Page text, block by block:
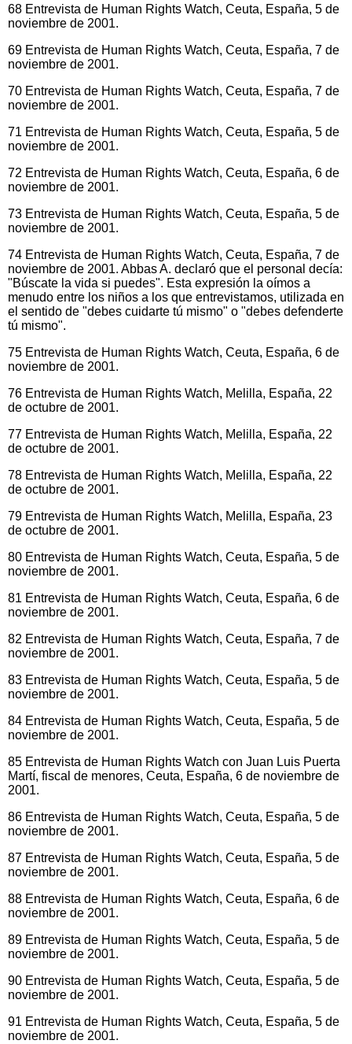
68 Entrevista de Human Rights Watch, Ceuta, España, 5 de
noviembre de 2001.
69 Entrevista de Human Rights Watch, Ceuta, España, 7 de
noviembre de 2001.
70 Entrevista de Human Rights Watch, Ceuta, España, 7 de
noviembre de 2001.
71 Entrevista de Human Rights Watch, Ceuta, España, 5 de
noviembre de 2001.
72 Entrevista de Human Rights Watch, Ceuta, España, 6 de
noviembre de 2001.
73 Entrevista de Human Rights Watch, Ceuta, España, 5 de
noviembre de 2001.
74 Entrevista de Human Rights Watch, Ceuta, España, 7 de
noviembre de 2001. Abbas A. declaró que el personal decía:
"Búscate la vida si puedes". Esta expresión la oímos a
menudo entre los niños a los que entrevistamos, utilizada en
el sentido de "debes cuidarte tú mismo" o "debes defenderte
tú mismo".
75 Entrevista de Human Rights Watch, Ceuta, España, 6 de
noviembre de 2001.
76 Entrevista de Human Rights Watch, Melilla, España, 22
de octubre de 2001.
77 Entrevista de Human Rights Watch, Melilla, España, 22
de octubre de 2001.
78 Entrevista de Human Rights Watch, Melilla, España, 22
de octubre de 2001.
79 Entrevista de Human Rights Watch, Melilla, España, 23
de octubre de 2001.
80 Entrevista de Human Rights Watch, Ceuta, España, 5 de
noviembre de 2001.
81 Entrevista de Human Rights Watch, Ceuta, España, 6 de
noviembre de 2001.
82 Entrevista de Human Rights Watch, Ceuta, España, 7 de
noviembre de 2001.
83 Entrevista de Human Rights Watch, Ceuta, España, 5 de
noviembre de 2001.
84 Entrevista de Human Rights Watch, Ceuta, España, 5 de
noviembre de 2001.
85 Entrevista de Human Rights Watch con Juan Luis Puerta
Martí, fiscal de menores, Ceuta, España, 6 de noviembre de
2001.
86 Entrevista de Human Rights Watch, Ceuta, España, 5 de
noviembre de 2001.
87 Entrevista de Human Rights Watch, Ceuta, España, 5 de
noviembre de 2001.
88 Entrevista de Human Rights Watch, Ceuta, España, 6 de
noviembre de 2001.
89 Entrevista de Human Rights Watch, Ceuta, España, 5 de
noviembre de 2001.
90 Entrevista de Human Rights Watch, Ceuta, España, 5 de
noviembre de 2001.
91 Entrevista de Human Rights Watch, Ceuta, España, 5 de
noviembre de 2001.